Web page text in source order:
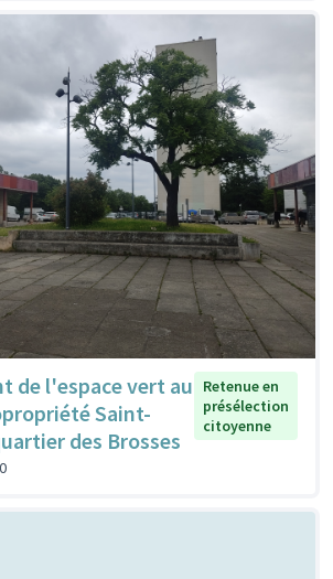
de l'espace vert au
Saint-
des Brosses
Retenue en
présélection
citoyenne
0